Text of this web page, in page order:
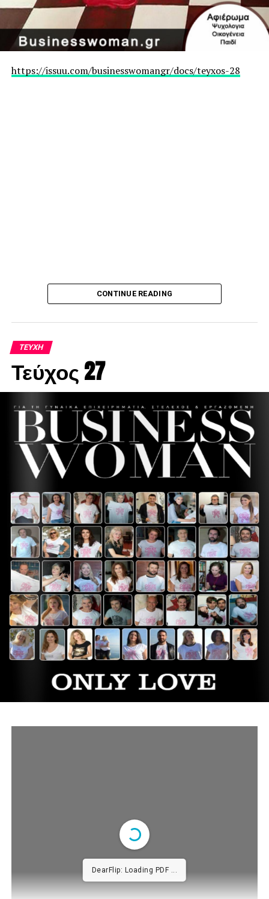
https://issuu.com/businesswomangr/docs/teyxos-28
CONTINUE READING
ΤΕΎΧΗ
Τεύχος 27
DearFlip: Loading PDF ...